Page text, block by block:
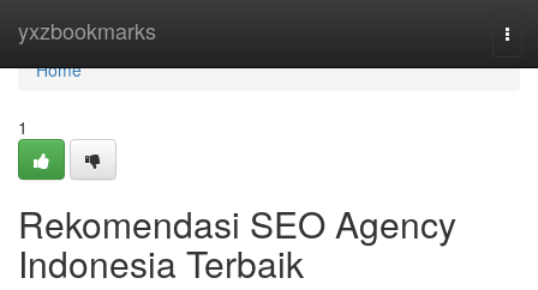
yxzbookmarks
Home
Home
1
Rekomendasi SEO Agency
Indonesia Terbaik